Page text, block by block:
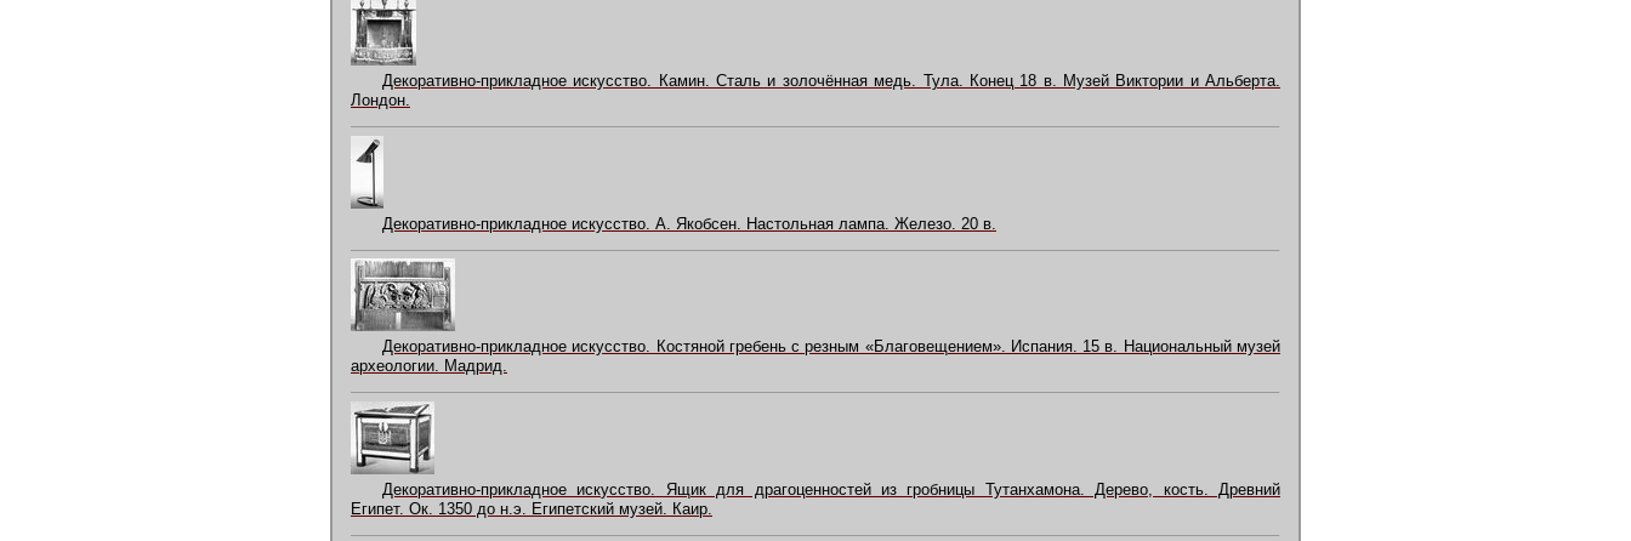
Декоративно-прикладное искусство. Камин. Сталь и золочённая медь. Тула. Конец 18 в. Музей Виктории и Альберта.
Лондон.
Декоративно-прикладное искусство. А. Якобсен. Настольная лампа. Железо. 20 в.
Декоративно-прикладное искусство. Костяной гребень с резным «Благовещением». Испания. 15 в. Национальный музей
археологии. Мадрид.
Декоративно-прикладное искусство. Ящик для драгоценностей из гробницы Тутанхамона. Дерево, кость. Древний
Египет. Ок. 1350 до н.э. Египетский музей. Каир.